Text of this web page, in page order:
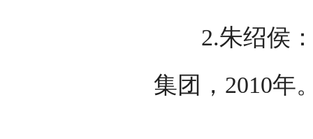
2.朱绍侯：
集团，2010年